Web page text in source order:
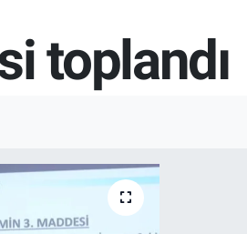
toplandı